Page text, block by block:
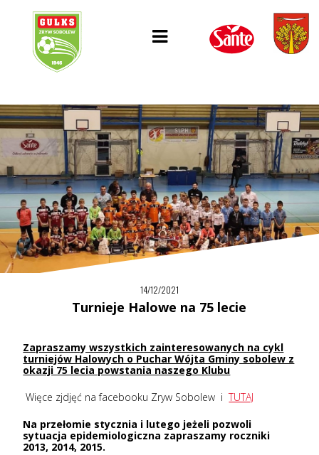
14/12/2021
Turnieje Halowe na 75 lecie
Zapraszamy wszystkich zainteresowanych na cykl
turniejów Halowych o Puchar Wójta Gminy sobolew z
okazji 75 lecia powstania naszego Klubu
Więce zjdjęć na facebooku Zryw Sobolew iTUTAJ
Na przełomie stycznia i lutego jeżeli pozwoli
sytuacja epidemiologiczna zapraszamy roczniki
2013, 2014, 2015.